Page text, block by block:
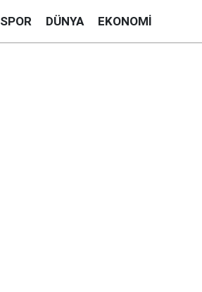
SPOR DÜNYA EKONOMI